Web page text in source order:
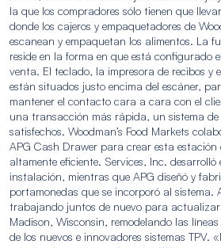
la que los compradores sólo tienen que
donde los cajeros y empaquetadores de
escanean y empaquetan los alimentos. La
reside en la forma en que está configurado
venta. El teclado, la impresora de recibos y
están situados justo encima del escáner,
mantener el contacto cara a cara con el
una transacción más rápida, un sistema de
satisfechos. Woodman’s Food Markets
APG Cash Drawer para crear esta estación
altamente eficiente. Services, Inc. desarrolló
instalación, mientras que APG diseñó y
portamonedas que se incorporó al sistema.
trabajando juntos de nuevo para
Madison, Wisconsin, remodelando las
de los nuevos e innovadores sistemas TPV.